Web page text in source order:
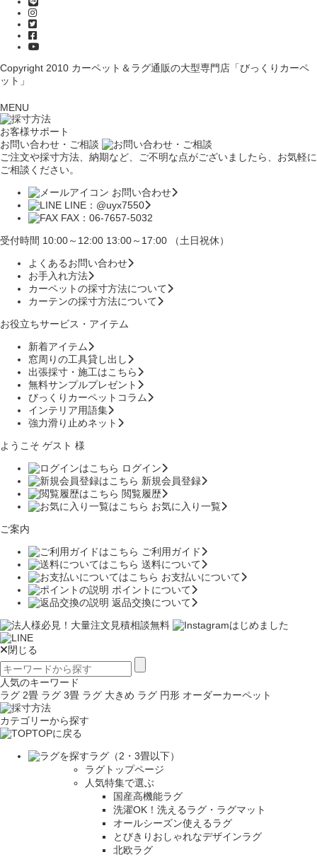
Copyright 2010 カーペット＆ラグ通販の大型専門店「びっくりカーペ
ット」
MENU
お客様サポート
お問い合わせ・ご相談
ご注文や採寸方法、納期など、ご不明な点がございましたら、お気軽に
ご相談ください。
お問い合わせ
LINE：@uyx7550
FAX：06-7657-5032
受付時間 10:00～12:00 13:00～17:00 （土日祝休）
よくあるお問い合わせ
お手入れ方法
カーペットの採寸方法について
カーテンの採寸方法について
お役立ちサービス・アイテム
新着アイテム
窓周りの工具貸し出し
出張採寸・施工はこちら
無料サンプルプレゼント
びっくりカーペットコラム
インテリア用語集
強力滑り止めネット
ようこそ ゲスト 様
ログイン
新規会員登録
閲覧履歴
お気に入り一覧
ご案内
ご利用ガイド
送料について
お支払いについて
ポイントについて
返品交換について
閉じる
人気のキーワード
ラグ 2畳 ラグ 3畳 ラグ 大きめ ラグ 円形 オーダーカーペット
カテゴリーから探す
TOPに戻る
ラグ（2・3畳以下）
ラグトップページ
人気特集で選ぶ
国産高機能ラグ
洗濯OK！洗えるラグ・ラグマット
オールシーズン使えるラグ
とびきりおしゃれなデザインラグ
北欧ラグ